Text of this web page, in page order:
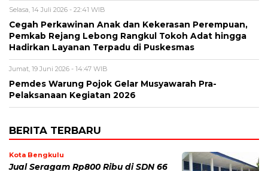
Selasa, 14 Juli 2026 - 22:41 WIB
Cegah Perkawinan Anak dan Kekerasan Perempuan,
Pemkab Rejang Lebong Rangkul Tokoh Adat hingga
Hadirkan Layanan Terpadu di Puskesmas
Jumat, 19 Juni 2026 - 14:47 WIB
Pemdes Warung Pojok Gelar Musyawarah Pra-
Pelaksanaan Kegiatan 2026
BERITA TERBARU
Kota Bengkulu
Jual Seragam Rp800 Ribu di SDN 66